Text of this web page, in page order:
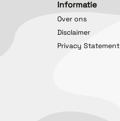
Informatie
Over ons
Disclaimer
Privacy Statement